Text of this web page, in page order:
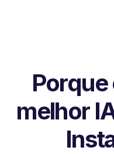
Porque
melhor